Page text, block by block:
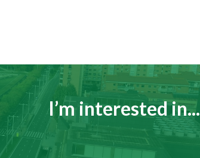
I’m interested in...